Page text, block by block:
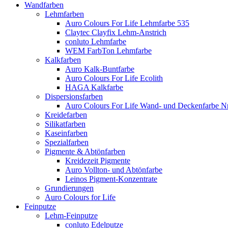
Wandfarben
Lehmfarben
Auro Colours For Life Lehmfarbe 535
Claytec Clayfix Lehm-Anstrich
conluto Lehmfarbe
WEM FarbTon Lehmfarbe
Kalkfarben
Auro Kalk-Buntfarbe
Auro Colours For Life Ecolith
HAGA Kalkfarbe
Dispersionsfarben
Auro Colours For Life Wand- und Deckenfarbe
Kreidefarben
Silikatfarben
Kaseinfarben
Spezialfarben
Pigmente & Abtönfarben
Kreidezeit Pigmente
Auro Vollton- und Abtönfarbe
Leinos Pigment-Konzentrate
Grundierungen
Auro Colours for Life
Feinputze
Lehm-Feinputze
conluto Edelputze